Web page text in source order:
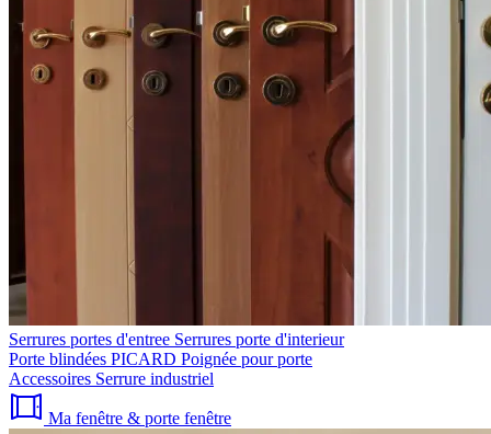
Serrures portes d'entree Serrures porte d'interieur
Porte blindées PICARD Poignée pour porte
Accessoires Serrure industriel
Ma fenêtre & porte fenêtre